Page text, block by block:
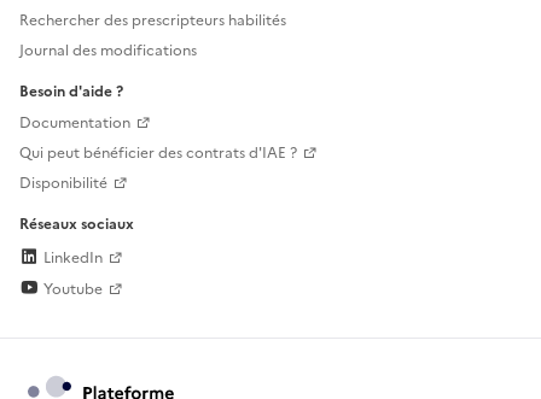
Rechercher des prescripteurs habilités
Journal des modifications
Besoin d'aide ?
Documentation
Qui peut bénéficier des contrats d'IAE ?
Disponibilité
Réseaux sociaux
LinkedIn
Youtube